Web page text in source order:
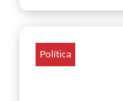
Política